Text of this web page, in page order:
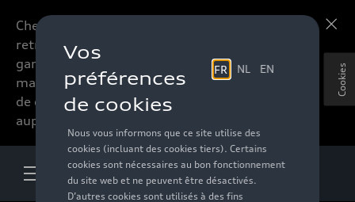
Chers accessoires-lovers,
retrouvez dorénavant toute la
gamme d’accessoires de votre
marque préférée sous forme
de catalogue à commander
auprès de votre distributeur.
Cookies